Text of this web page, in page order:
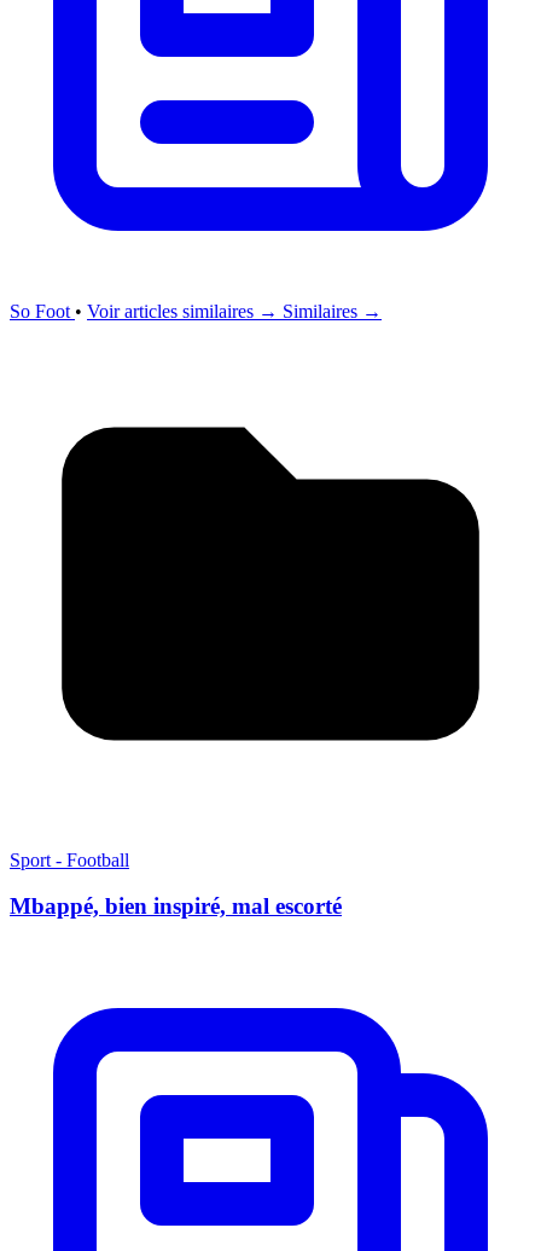
So Foot • Voir articles similaires → Similaires →
Sport - Football
Mbappé, bien inspiré, mal escorté